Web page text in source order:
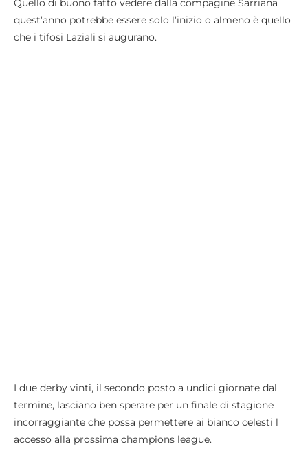
Quello di buono fatto vedere dalla compagine Sarriana
quest’anno potrebbe essere solo l’inizio o almeno è quello
che i tifosi Laziali si augurano.
I due derby vinti, il secondo posto a undici giornate dal
termine, lasciano ben sperare per un finale di stagione
incorraggiante che possa permettere ai bianco celesti l
accesso alla prossima champions league.